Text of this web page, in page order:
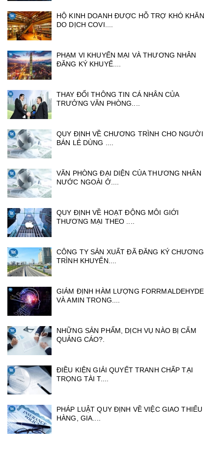
HỘ KINH DOANH ĐƯỢC HỖ TRỢ KHÓ KHĂN
DO DỊCH COVI....
PHẠM VI KHUYẾN MẠI VÀ THƯƠNG NHÂN
ĐĂNG KÝ KHUYẾ....
THAY ĐỔI THÔNG TIN CÁ NHÂN CỦA
TRƯỞNG VĂN PHÒNG....
QUY ĐỊNH VỀ CHƯƠNG TRÌNH CHO NGƯỜI
BÁN LẺ DÙNG ....
VĂN PHÒNG ĐẠI DIỆN CỦA THƯƠNG NHÂN
NƯỚC NGOÀI Ở....
QUY ĐỊNH VỀ HOẠT ĐỘNG MÔI GIỚI
THƯƠNG MẠI THEO ....
CÔNG TY SẢN XUẤT ĐÃ ĐĂNG KÝ CHƯƠNG
TRÌNH KHUYẾN....
GIÁM ĐỊNH HÀM LƯỢNG FORRMALDEHYDE
VÀ AMIN TRONG....
NHỮNG SẢN PHẨM, DỊCH VỤ NÀO BỊ CẤM
QUẢNG CÁO?.
ĐIỀU KIỆN GIẢI QUYẾT TRANH CHẤP TẠI
TRỌNG TÀI T....
PHÁP LUẬT QUY ĐỊNH VỀ VIỆC GIAO THIẾU
HÀNG, GIA....